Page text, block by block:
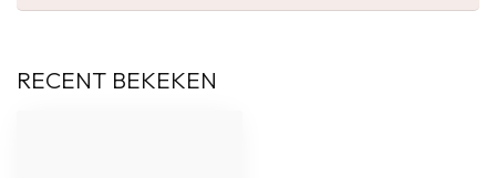
RECENT BEKEKEN